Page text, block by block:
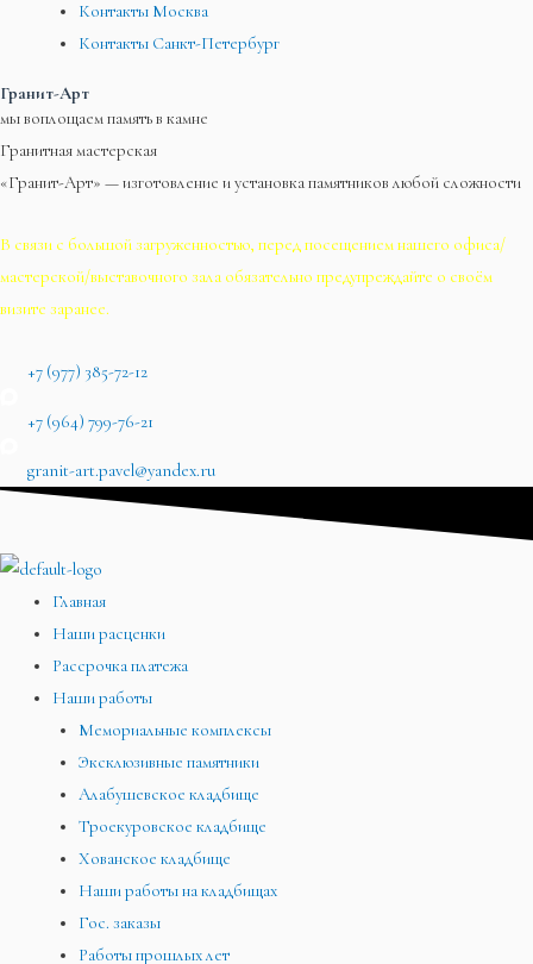
Контакты Москва
Контакты Санкт-Петербург
Гранит-Арт
мы воплощаем память в камне
Гранитная мастерская
«Гранит-Арт» — изготовление и установка памятников любой сложности
В связи с большой загруженностью, перед посещением нашего офиса/
мастерской/выставочного зала обязательно предупреждайте о своём
визите заранее.
+7 (977) 385-72-12
+7 (964) 799-76-21
granit-art.pavel@yandex.ru
Главная
Наши расценки
Рассрочка платежа
Наши работы
Мемориальные комплексы
Эксклюзивные памятники
Алабушевское кладбище
Троекуровское кладбище
Хованское кладбище
Наши работы на кладбищах
Гос. заказы
Работы прошлых лет